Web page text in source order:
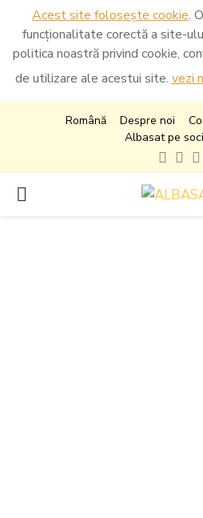
Acest site folosește cookie.
funcționalitate corectă a site-
politica noastră privind cookie,
de utilizare ale acestui site. vezi
Română Despre noi
Albasat pe
PRIMARY